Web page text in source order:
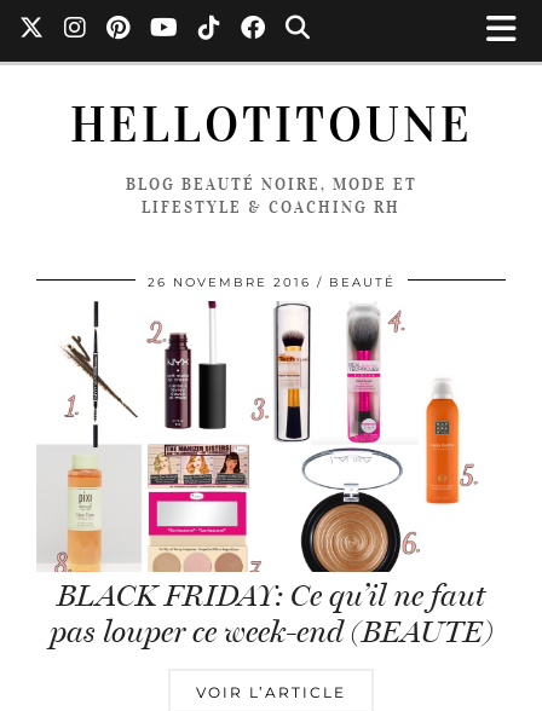
HELLOTITOUNE
BLOG BEAUTÉ NOIRE, MODE ET
LIFESTYLE & COACHING RH
26 NOVEMBRE 2016 BEAUTÉ
BLACK FRIDAY: Ce qu’il ne faut
pas louper ce week-end (BEAUTE)
VOIR L’ARTICLE